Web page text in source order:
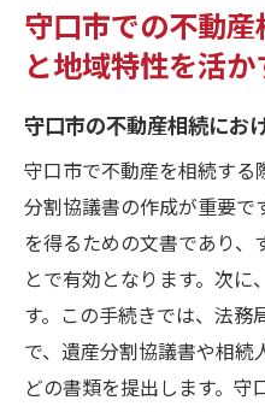
守口市における
ト
地域特性を活か
不動産相続を円滑に
相続の第一歩：
守口市での不動
遺産分割協議の
相続税申告の具
守口市での不動
と地域特性を活
守口市の不動産相続にお
守口市で不動産を相続す
分割協議書の作成が重要で
を得るための文書であり、
とで有効となります。次
す。この手続きでは、法
で、遺産分割協議書や相
どの書類を提出します。